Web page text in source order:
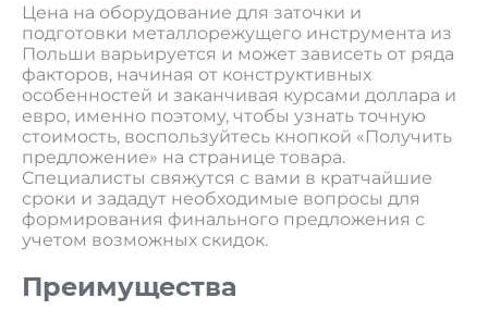
Цена на оборудование для заточки и
подготовки металлорежущего инструмента из
Польши варьируется и может зависеть от ряда
факторов, начиная от конструктивных
особенностей и заканчивая курсами доллара и
евро, именно поэтому, чтобы узнать точную
стоимость, воспользуйтесь кнопкой «Получить
предложение» на странице товара.
Специалисты свяжутся с вами в кратчайшие
сроки и зададут необходимые вопросы для
формирования финального предложения с
учетом возможных скидок.
Преимущества